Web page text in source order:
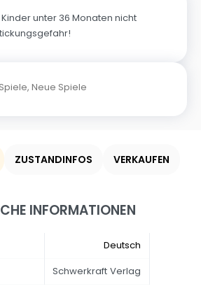
Kinder unter 36 Monaten nicht
, Neue Spiele
ZUSTANDINFOS VERKAUFEN
INFORMATIONEN
Deutsch
Schwerkraft Verlag